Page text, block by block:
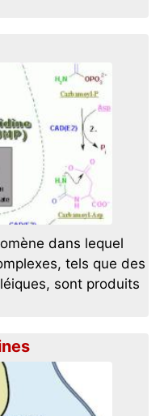
dans lequel
tels que des
sont produits